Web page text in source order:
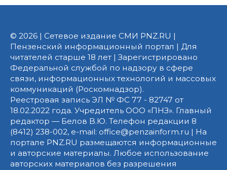
© 2026 | Сетевое издание СМИ PNZ.RU |
Пензенский информационный портал | Для
читателей старше 18 лет | Зарегистрировано
Федеральной службой по надзору в сфере
связи, информационных технологий и массовых
коммуникаций (Роскомнадзор).
Реестровая запись ЭЛ № ФС 77 - 82747 от
18.02.2022 года. Учредитель ООО «ПНЗ». Главный
редактор — Белов В.Ю. Телефон редакции 8
(8412) 238-002, e-mail: office@penzainform.ru | На
портале PNZ.RU размещаются информационные
и авторские материалы. Любое использование
авторских материалов без разрешения